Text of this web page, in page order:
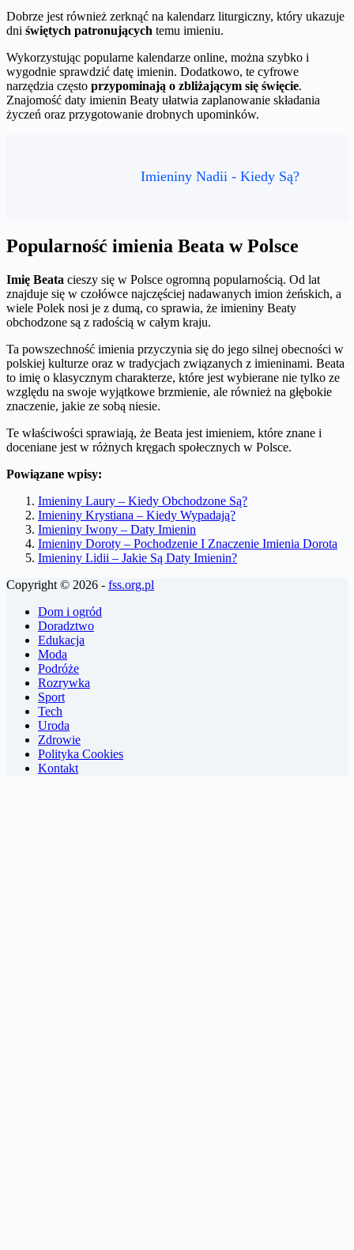
Dobrze jest również zerknąć na kalendarz liturgiczny, który ukazuje
dni świętych patronujących temu imieniu.
Wykorzystując popularne kalendarze online, można szybko i
wygodnie sprawdzić datę imienin. Dodatkowo, te cyfrowe
narzędzia często przypominają o zbliżającym się święcie.
Znajomość daty imienin Beaty ułatwia zaplanowanie składania
życzeń oraz przygotowanie drobnych upominków.
Imieniny Nadii - Kiedy Są?
Popularność imienia Beata w Polsce
Imię Beata cieszy się w Polsce ogromną popularnością. Od lat
znajduje się w czołówce najczęściej nadawanych imion żeńskich, a
wiele Polek nosi je z dumą, co sprawia, że imieniny Beaty
obchodzone są z radością w całym kraju.
Ta powszechność imienia przyczynia się do jego silnej obecności w
polskiej kulturze oraz w tradycjach związanych z imieninami. Beata
to imię o klasycznym charakterze, które jest wybierane nie tylko ze
względu na swoje wyjątkowe brzmienie, ale również na głębokie
znaczenie, jakie ze sobą niesie.
Te właściwości sprawiają, że Beata jest imieniem, które znane i
doceniane jest w różnych kręgach społecznych w Polsce.
Powiązane wpisy:
Imieniny Laury – Kiedy Obchodzone Są?
Imieniny Krystiana – Kiedy Wypadają?
Imieniny Iwony – Daty Imienin
Imieniny Doroty – Pochodzenie I Znaczenie Imienia Dorota
Imieniny Lidii – Jakie Są Daty Imienin?
Copyright © 2026 - fss.org.pl
Dom i ogród
Doradztwo
Edukacja
Moda
Podróże
Rozrywka
Sport
Tech
Uroda
Zdrowie
Polityka Cookies
Kontakt